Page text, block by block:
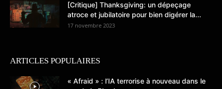
[Critique] Thanksgiving: un dépeçage
atroce et jubilatoire pour bien digérer la...
17 novembre 2023
ARTICLES POPULAIRES
« Afraid » : l’IA terrorise à nouveau dans le